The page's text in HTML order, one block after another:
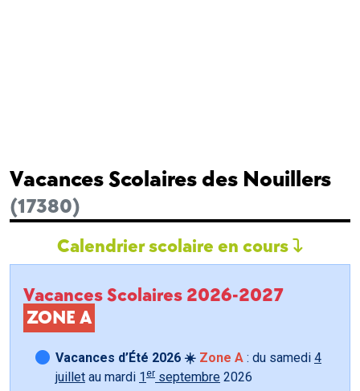
Vacances Scolaires des Nouillers
(17380)
Calendrier scolaire en cours
Vacances Scolaires 2026-2027
ZONE A
Vacances d’Été 2026 ☀️ Zone A : du samedi 4
juillet au mardi 1 er septembre 2026